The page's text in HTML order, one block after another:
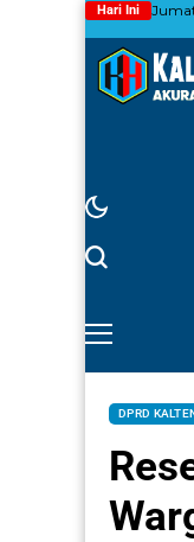
Hari Ini
DPRD